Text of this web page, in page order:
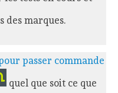
des marques.
passer commande
quel que soit ce que